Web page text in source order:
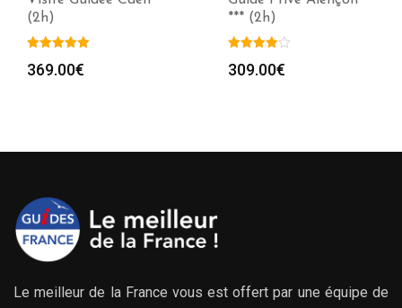
(2h)
369.00€
*** (2h)
309.00€
Le meilleur de la France vous est offert par une équipe de